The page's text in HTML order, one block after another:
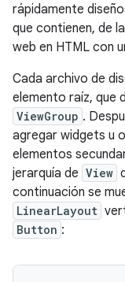
rápidamente
que contienen, de
web en HTML con
Cada archivo de
elemento raíz, que
ViewGroup .
agregar widgets u
elementos
jerarquía de View
continuación se
LinearLayout
Button :